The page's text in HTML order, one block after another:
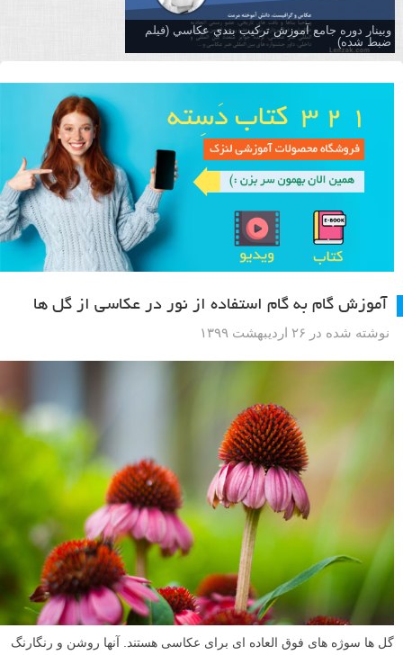
وبینار دوره جامع آموزش تركيب بندي عكاسي (فیلم
ضبط شده)
آموزش گام به گام استفاده از نور در عکاسی از گل ها
نوشته شده در ۲۶ اردیبهشت ۱۳۹۹
گل ها سوژه های فوق العاده ای برای عکاسی هستند. آنها روشن و رنگارنگ